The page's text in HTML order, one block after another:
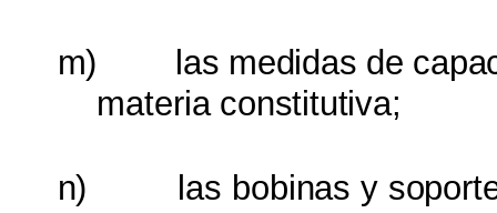
m) las medidas de
materia constitutiva;
n) las bobinas y